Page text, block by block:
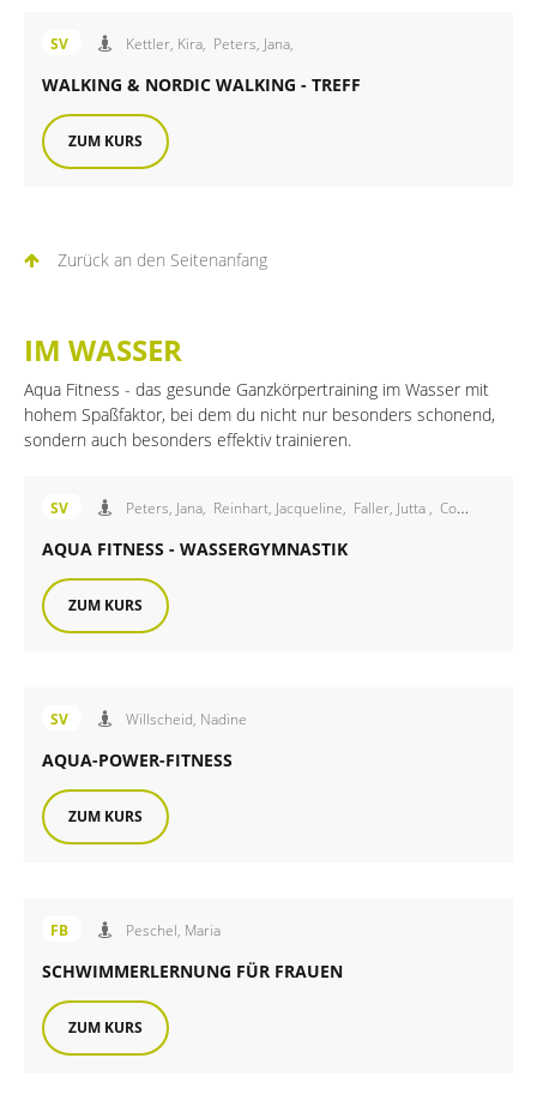
SVAngebot des FiB Sportverein
Kettler, Kira, Peters, Jana,
WALKING & NORDIC WALKING - TREFF
ZUM KURS
Zurück an den Seitenanfang
IM WASSER
Aqua Fitness - das gesunde Ganzkörpertraining im Wasser mit
hohem Spaßfaktor, bei dem du nicht nur besonders schonend,
sondern auch besonders effektiv trainieren.
SVAngebot des FiB Sportverein
Peters, Jana, Reinhart, Jacqueline, Faller, Jutta , Corona, Christiane,
AQUA FITNESS - WASSERGYMNASTIK
ZUM KURS
SVAngebot des FiB Sportverein
Willscheid, Nadine
AQUA-POWER-FITNESS
ZUM KURS
FBAngebot der FiB Familienbildung
Peschel, Maria
SCHWIMMERLERNUNG FÜR FRAUEN
ZUM KURS